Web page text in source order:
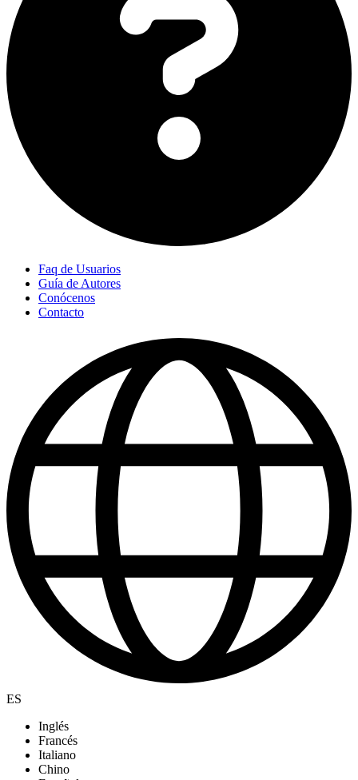
Faq de Usuarios
Guía de Autores
Conócenos
Contacto
ES
Inglés
Francés
Italiano
Chino